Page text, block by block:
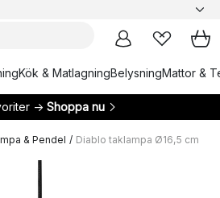
Kök & MatlagningBelysningMattor &
→ Shoppa nu
& Pendel / Diablo taklampa Ø16,5 cm